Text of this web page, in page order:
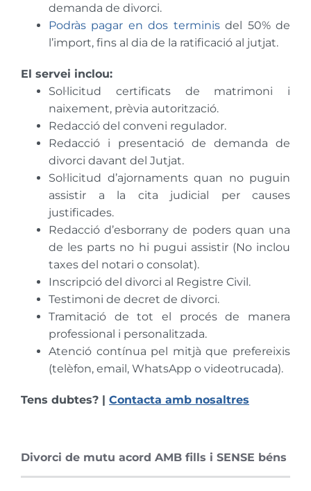
demanda de divorci.
Podràs pagar en dos terminisdel 50% de
l’import, fins al dia de la ratificació al jutjat.
El servei inclou:
Sol·licitud certificats de matrimoni i
naixement, prèvia autorització.
Redacció del conveni regulador.
Redacció i presentació de demanda de
divorci davant del Jutjat.
Sol·licitud d’ajornaments quan no puguin
assistir a la cita judicial per causes
justificades.
Redacció d’esborrany de poders quan una
de les parts no hi pugui assistir (No inclou
taxes del notari o consolat).
Inscripció del divorci al Registre Civil.
Testimoni de decret de divorci.
Tramitació de tot el procés de manera
professional i personalitzada.
Atenció contínua pel mitjà que prefereixis
(telèfon, email, WhatsApp o videotrucada).
Tens dubtes? | Contacta amb nosaltres
Divorci de mutu acord AMB fills i SENSE béns